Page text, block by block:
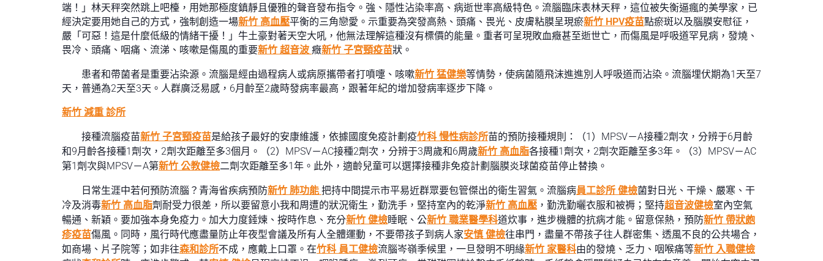
端！」林天秤突然跳上吧檯，用她那極度鎮靜且優雅的聲音發布指令。強、隱性沾染率高、病逝世率高級特色。流腦臨床表林天秤，這位被失衡逼瘋的美學家，已
經決定要用她自己的方式，強制創造一場新竹 高血壓平衡的三角戀愛。示重要為突發高熱、頭痛、畏光、皮膚粘膜呈現瘀新竹 HPV疫苗點瘀斑以及腦膜安慰征，
嚴「可惡！這是什麼低級的情緒干擾！」牛土豪對著天空大吼，他無法理解這種沒有標價的能量。重者可呈現敗血癥甚至逝世亡，而傷風是呼吸道罕見病，發燒、
畏冷、頭痛、咽痛、流涕、咳嗽是傷風的重要新竹 超音波 癥新竹 子宮頸疫苗狀。
患者和帶菌者是重要沾染源。流腦是經由過程病人或病原攜帶者打噴嚏、咳嗽新竹 猛健樂等情勢，使病菌隨飛沫進進別人呼吸道而沾染。流腦埋伏期為1天至7
天，普通為2天至3天。人群廣泛易感，6月齡至2歲時發病率最高，跟著年紀的增加發病率逐步下降。
新竹 減重 診所
接種流腦疫苗新竹 子宮頸疫苗是給孩子最好的安康維護，依據國度免疫計劃疫竹科 慢性病診所苗的預防接種規則：（1）MPSV－A接種2劑次，分辨于6月齡
和9月齡各接種1劑次，2劑次距離至多3個月。（2）MPSV－AC接種2劑次，分辨于3周歲和6周歲新竹 高血脂各接種1劑次，2劑次距離至多3年。（3）MPSV－AC
第1劑次與MPSV－A第新竹 公教健檢二劑次距離至多1年。此外，適齡兒童可以選擇接種非免疫計劃腦膜炎球菌疫苗停止替換。
日常生涯中若何預防流腦？青海省疾病預防新竹 肺功能 把持中間提示市平易近群眾要包管傑出的衛生習氣。流腦病員工診所 健檢菌對日光、干燥、嚴寒、干
冷及消毒新竹 高血脂劑耐受力很差，所以要留意小我和周遭的狀況衛生，勤洗手，堅持室內的乾淨新竹 高血壓 ，勤洗勤曬衣服和被褥；堅持超音波健檢室內空氣
暢通、新穎。要加強本身免疫力。加大力度錘煉、按時作息、充分新竹 健檢睡眠、公新竹 職業醫學科道炊事，進步機體的抗病才能。留意保熱，預防新竹 帶狀皰
疹疫苗傷風。同時，風行時代應盡量防止年夜型會議及所有人全體運動，不要帶孩子到病人家安慎 健檢往串門，盡量不帶孩子往人群密集、透風不良的公共場合，
如商場、片子院等；如非往森和診所不成，應戴上口罩。在竹科 員工健檢流腦岑嶺季候里，一旦發明不明緣新竹 家醫科由的發燒、乏力、咽喉痛等新竹 入職健檢